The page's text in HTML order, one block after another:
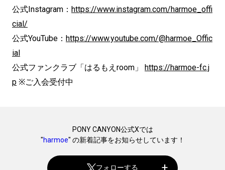
公式Instagram： https://www.instagram.com/harmoe_offi
cial/
公式YouTube： https://www.youtube.com/@harmoe_Offic
ial
公式ファンクラブ「はるもえroom」 https://harmoe-fc.j
p ※ご入会受付中
PONY CANYON公式Xでは
"harmoe" の新着記事をお知らせしています！
フォローする